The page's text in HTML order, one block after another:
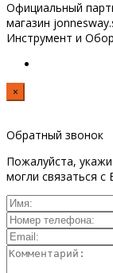
Официальный
магазин
Инструмент и
×
Обратный звонок
Пожалуйста,
могли связаться с